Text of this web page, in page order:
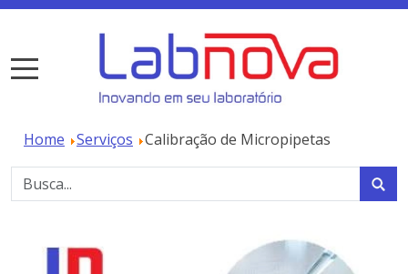
Home Serviços Calibração de Micropipetas